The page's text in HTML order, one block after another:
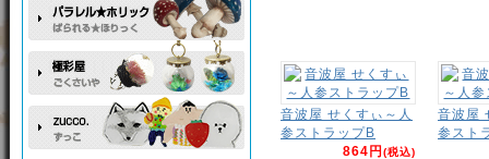
音波屋 せくすぃ～人
参ストラップB
864円(税込)
音波屋
参スト